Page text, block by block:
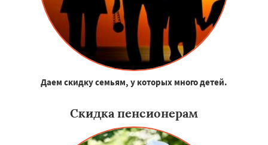
Даем скидку семьям, у которых много детей.
Скидка пенсионерам